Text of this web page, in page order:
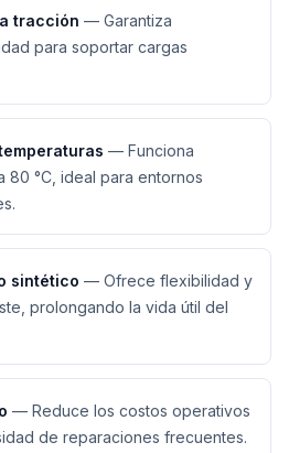
tracción — Garantiza
para soportar cargas
— Funciona
80 °C, ideal para entornos
sintético — Ofrece flexibilidad y
prolongando la vida útil del
— Reduce los costos operativos
de reparaciones frecuentes.